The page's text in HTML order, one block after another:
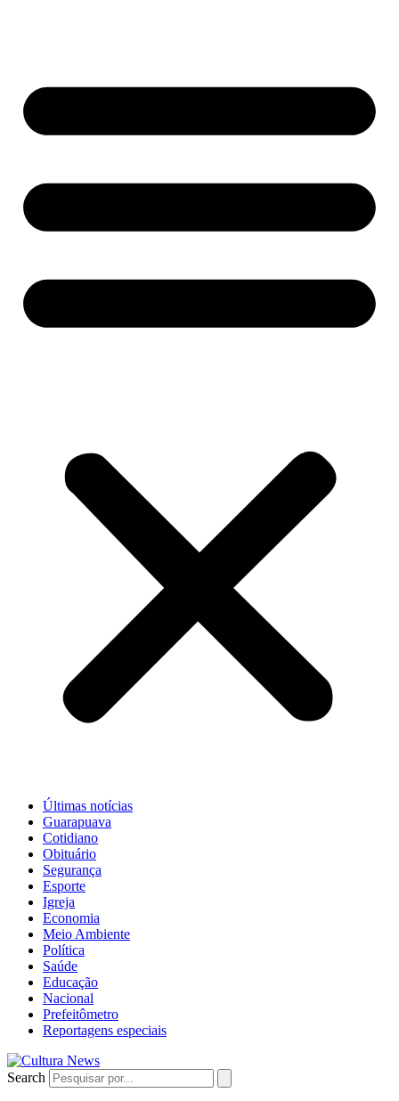
Últimas notícias
Guarapuava
Cotidiano
Obituário
Segurança
Esporte
Igreja
Economia
Meio Ambiente
Política
Saúde
Educação
Nacional
Prefeitômetro
Reportagens especiais
Search